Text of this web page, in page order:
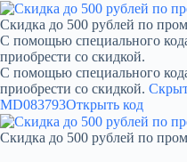
Скидка до 500 рублей по
С помощью специального
приобрести со скидкой.
С помощью специального
приобрести со скидкой.
MD083793Открыть код
Скидка до 500 рублей по